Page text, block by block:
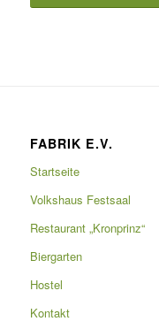
FABRIK E.V.
Startseite
Volkshaus Festsaal
Restaurant „Kronprinz“
Biergarten
Hostel
Kontakt